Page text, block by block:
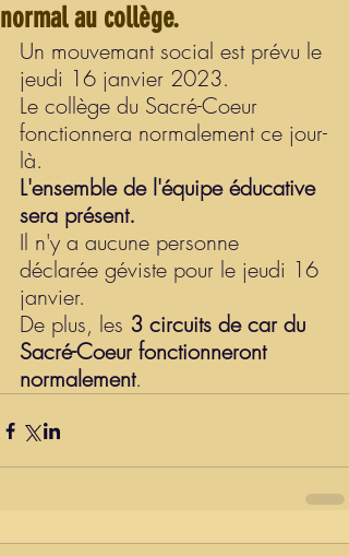
normal au collège.
Un mouvemant social est prévu le
jeudi 16 janvier 2023.
Le collège du Sacré-Coeur
fonctionnera normalement ce jour-
là.
L'ensemble de l'équipe éducative
sera présent.
Il n'y a aucune personne
déclarée géviste pour le jeudi 16
janvier.
De plus, les 3 circuits de car du
Sacré-Coeur fonctionneront
normalement.